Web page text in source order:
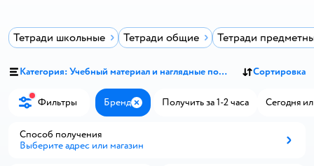
Тетради школьные Тетради общие Тетради
Категория: Учебный материал и наглядные пособия Сортировка
Фильтры Бренд ЗакрытьПолучить за 1-2 часа Сегодня
Способ получения
Выберите адрес или магазин